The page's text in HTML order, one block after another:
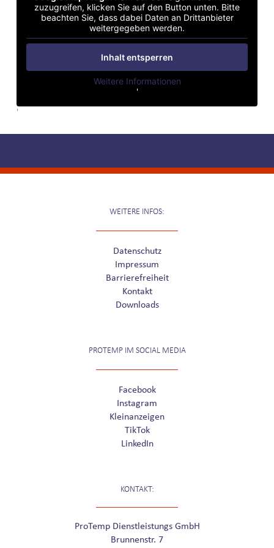
zuzugreifen, klicken Sie auf den Button unten. Bitte
beachten Sie, dass dabei Daten an Drittanbieter
weitergegeben werden.
Inhalt entsperren
Weitere Informationen
'
'
WEITERE INFOS:
Datenschutz
Impressum
Barrierefreiheit
Kontakt
Downloads
PROTEMP IM SOCIAL MEDIA
Facebook
Instagram
Kleinanzeigen
TikTok
LinkedIn
KONTAKT:
ProTemp Dienstleistungs GmbH
Brunnenstr. 7